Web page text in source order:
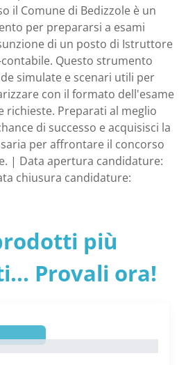
-
- Comune
il Comune di Bedizzole è un
per prepararsi a esami
di un posto di Istruttore
Questo strumento
simulate e scenari utili per
con il formato dell'esame
richieste. Preparati al meglio
di successo e acquisisci la
per affrontare il concorso
| Data apertura candidature:
chiusura candidature:
più
Provali ora!